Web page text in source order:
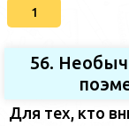
1
56.
Для тех, кто